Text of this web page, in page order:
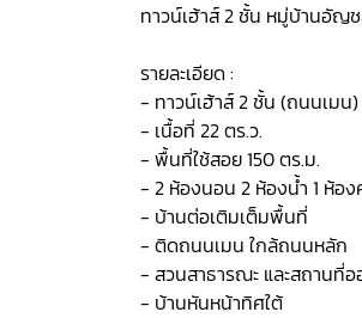
ทาวน์เฮ้าส์ 2 ชั้น หมู่บ้านอัญ
รายละเอียด :
- ทาวน์เฮ้าส์ 2 ชั้น (ถนนเมน)
- เนื้อที่ 22 ตร.ว.
- พื้นที่ใช้สอย 150 ตร.ม.
- 2 ห้องนอน 2 ห้องน้ำ 1 ห้อง
- บ้านต่อเติมเต็มพื้นที่
- ติดถนนเมน ใกล้ถนนหลัก
- สวนสาธารณะ และสถานที่
- บ้านหันหน้าทิศใต้